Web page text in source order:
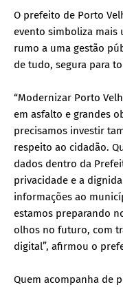
O prefeito de Porto
evento simboliza mais
rumo a uma gestão
de tudo, segura para
“Modernizar Porto
em asfalto e grandes
precisamos investir
respeito ao cidadão.
dados dentro da
privacidade e a
informações ao
estamos preparando
olhos no futuro, com
digital”, afirmou o
Quem acompanha de